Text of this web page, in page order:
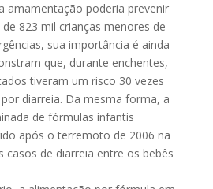
amamentação poderia prevenir
823 mil crianças menores de
sua importância é ainda
que, durante enchentes,
tiveram um risco 30 vezes
diarreia. Da mesma forma, a
de fórmulas infantis
após o terremoto de 2006 na
casos de diarreia entre os bebês